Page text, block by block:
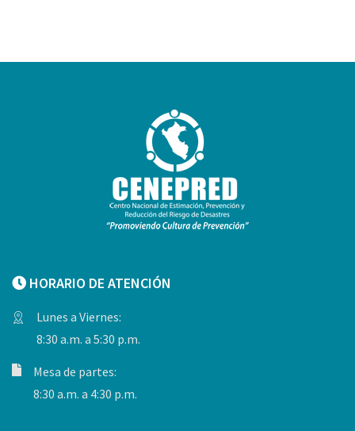
HORARIO DE ATENCIÓN
Lunes a Viernes:
8:30 a.m. a 5:30 p.m.
Mesa de partes:
8:30 a.m. a 4:30 p.m.